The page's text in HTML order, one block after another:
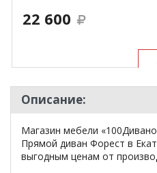
22 600
Описание:
Магазин мебели
Прямой диван Форест в
выгодным ценам от